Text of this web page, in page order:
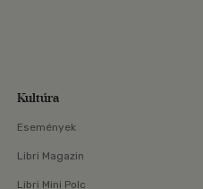
Kultúra
Események
Libri Magazin
Libri Mini Polc